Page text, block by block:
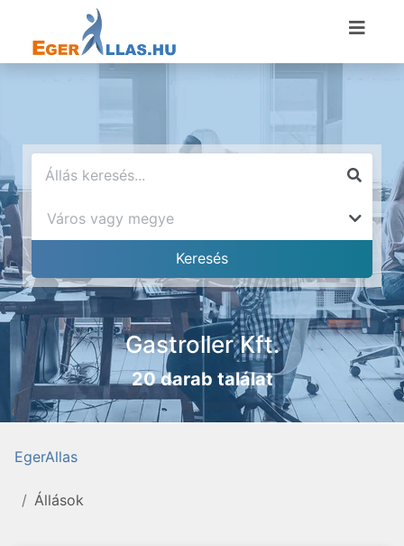
Gastroller Kft.
20 darab találat
EgerAllas
Állások